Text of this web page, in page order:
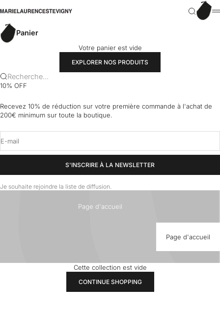
marielaurencestevigny
Recherche
Panier
Panier
Votre panier est vide
EXPLORER NOS PRODUITS
Recherche...
10% OFF
Recevez 10% de réduction sur votre première commande à l'achat de
200€ minimum sur toute la boutique.
E-mail
S'INSCRIRE À LA NEWSLETTER
Je souhaite rejoindre la liste de diffusion.
Page d'accueil
Page d'accueil
Cette collection est vide
CONTINUE SHOPPING